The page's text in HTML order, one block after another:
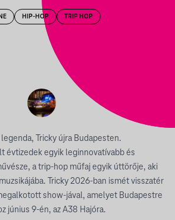
HIP-HOP TRIP HOP
Tricky újra Budapesten.
évtizedek egyik leginnovatívabb és
a trip-hop műfaj egyik úttörője, aki
Tricky 2026-ban ismét visszatér
show-jával, amelyet Budapestre
június 9-én, az A38 Hajóra.